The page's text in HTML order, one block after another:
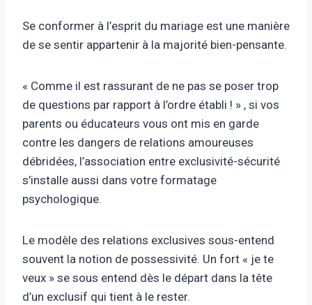
Se conformer à l’esprit du mariage est une manière
de se sentir appartenir à la majorité bien-pensante.
« Comme il est rassurant de ne pas se poser trop
de questions par rapport à l’ordre établi ! » , si vos
parents ou éducateurs vous ont mis en garde
contre les dangers de relations amoureuses
débridées, l’association entre exclusivité-sécurité
s’installe aussi dans votre formatage
psychologique.
Le modèle des relations exclusives sous-entend
souvent la notion de possessivité. Un fort « je te
veux » se sous entend dès le départ dans la tête
d’un exclusif qui tient à le rester.